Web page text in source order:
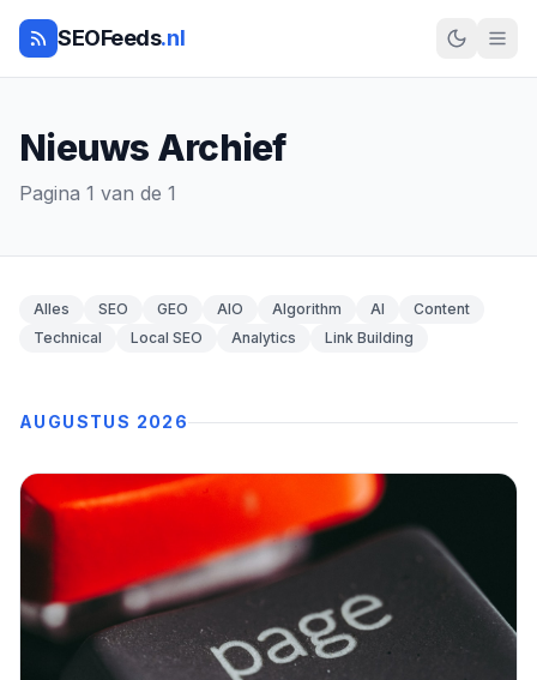
SEOFeeds.nl
Nieuws Archief
Pagina 1 van de 1
Alles SEO GEO AIO Algorithm AI
Content
Technical
Local SEO Analytics Link Building
AUGUSTUS 2026